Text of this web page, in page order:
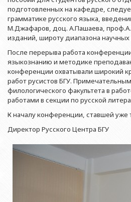
подготовленных на кафедре,
грамматике русского языка,
М.Джафаров, доц. А.Пашаева,
изданий, широту диапазона
После перерыва работа
языкознанию и методике
конференции охватывали широкий
работ русистов БГУ.
филологического факультета в
работами в секции по русской
К началу конференции, ставшей
Директор Русского Центра БГУ